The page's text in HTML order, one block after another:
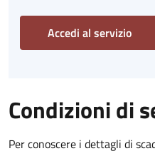
Accedi al servizio
Condizioni di
Per conoscere i dettagli di